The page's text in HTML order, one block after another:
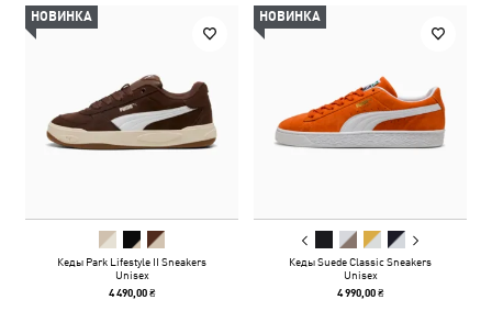
НОВИНКА
Кеды Park Lifestyle II Sneakers
Unisex
4 490,00 ₴
НОВИНКА
Кеды Suede Classic Sneakers
Unisex
4 990,00 ₴